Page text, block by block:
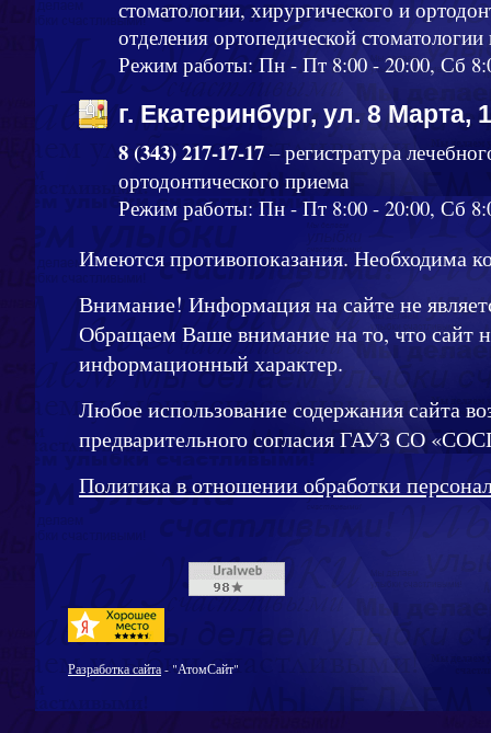
стоматологии, хирургического и
отделения ортопедической
Режим работы: Пн - Пт 8:00 - 20:00, Сб
г. Екатеринбург, ул. 8 Марта,
8 (343) 217-17-17 – регистратура
ортодонтического приема
Режим работы: Пн - Пт 8:00 - 20:00, Сб
Имеются противопоказания. Необходима
Внимание! Информация на сайте не
Обращаем Ваше внимание на то, что сайт
информационный характер.
Любое использование содержания сайта
предварительного согласия ГАУЗ СО
Политика в отношении обработки
Разработка сайта- "АтомСайт"